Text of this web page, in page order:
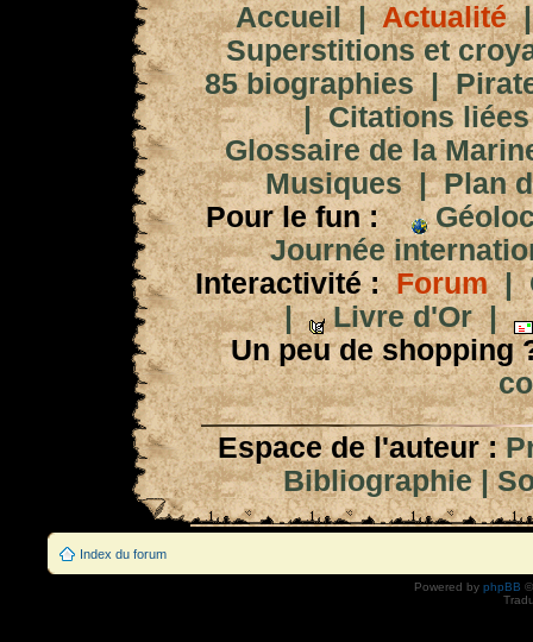
Accueil|Actualité
Superstitions et
85 biographies|
|Citations
Glossaire de la
Musiques|Plan
Pour le fun :
Journée
Interactivité : Forum|
|
Livre d'Or|
Un peu de shopping
Espace de l'auteur :
Bibliographie|
Index du forum
Powered by phpBB